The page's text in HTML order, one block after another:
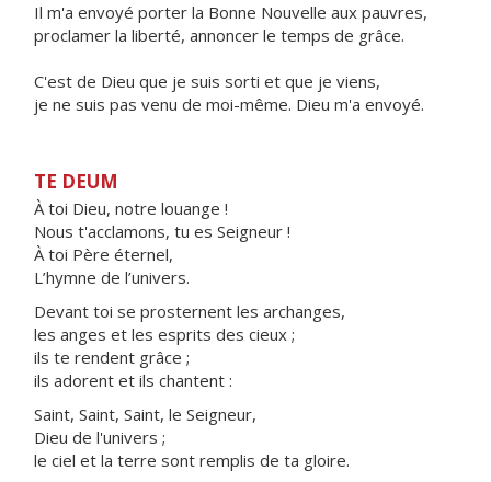
Il m'a envoyé porter la Bonne Nouvelle aux pauvres,
proclamer la liberté, annoncer le temps de grâce.
C'est de Dieu que je suis sorti et que je viens,
je ne suis pas venu de moi-même. Dieu m'a envoyé.
TE DEUM
À toi Dieu, notre louange !
Nous t'acclamons, tu es Seigneur !
À toi Père éternel,
L’hymne de l’univers.
Devant toi se prosternent les archanges,
les anges et les esprits des cieux ;
ils te rendent grâce ;
ils adorent et ils chantent :
Saint, Saint, Saint, le Seigneur,
Dieu de l'univers ;
le ciel et la terre sont remplis de ta gloire.